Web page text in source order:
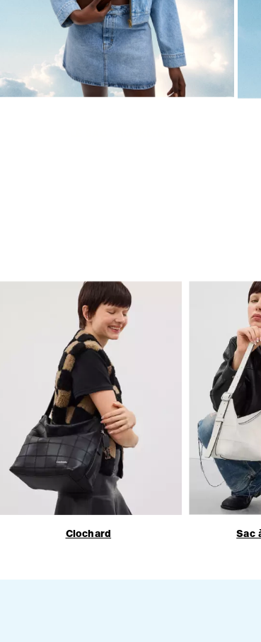
Clochard Sac